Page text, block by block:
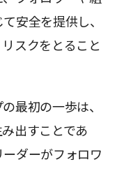
安全を提供し、
スクをとること
最初の一歩は、
出すことであ
ダーがフォロワ